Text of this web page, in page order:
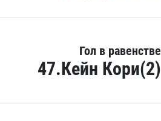
Гол в равенстве
47.Кейн Кори(2)